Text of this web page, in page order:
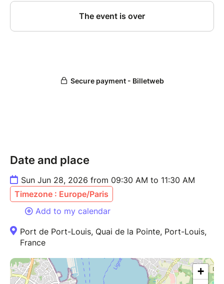
Date and place
Sun Jun 28, 2026 from 09:30 AM to 11:30 AM
Timezone : Europe/Paris
Add to my calendar
Port de Port-Louis, Quai de la Pointe, Port-Louis,
France
+